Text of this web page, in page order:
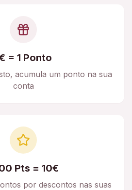
= 1 Ponto
acumula um ponto na sua
conta
Pts = 10€
por descontos nas suas